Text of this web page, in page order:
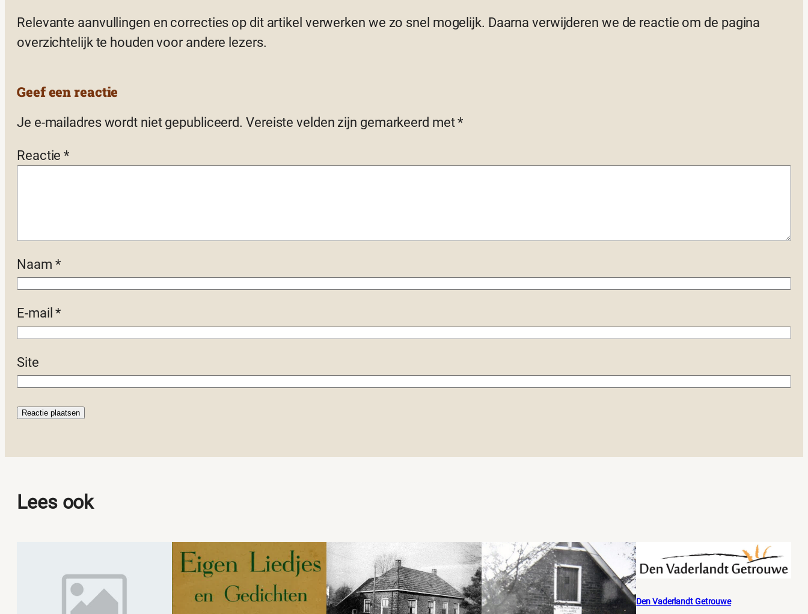
Relevante aanvullingen en correcties op dit artikel verwerken we zo snel mogelijk. Daarna verwijderen we de reactie om de pagina
overzichtelijk te houden voor andere lezers.
Geef een reactie
Je e-mailadres wordt niet gepubliceerd. Vereiste velden zijn gemarkeerd met*
Reactie*
Naam *
E-mail*
Site
Lees ook
Den Vaderlandt Getrouwe